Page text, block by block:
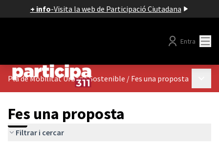
+ info-Visita la web de Participació Ciutadana
Entra
Pla de Mobilitat Urbana Sostenible / Fes una proposta
Fes una proposta
Filtrar i cercar